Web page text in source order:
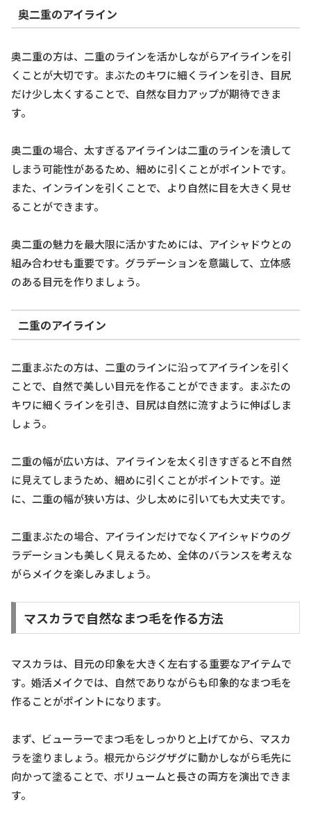
奥二重のアイライン
奥二重の方は、二重のラインを活かしながらアイラインを引
くことが大切です。まぶたのキワに細くラインを引き、目尻
だけ少し太くすることで、自然な目力アップが期待できま
す。
奥二重の場合、太すぎるアイラインは二重のラインを潰して
しまう可能性があるため、細めに引くことがポイントです。
また、インラインを引くことで、より自然に目を大きく見せ
ることができます。
奥二重の魅力を最大限に活かすためには、アイシャドウとの
組み合わせも重要です。グラデーションを意識して、立体感
のある目元を作りましょう。
二重のアイライン
二重まぶたの方は、二重のラインに沿ってアイラインを引く
ことで、自然で美しい目元を作ることができます。まぶたの
キワに細くラインを引き、目尻は自然に流すように伸ばしま
しょう。
二重の幅が広い方は、アイラインを太く引きすぎると不自然
に見えてしまうため、細めに引くことがポイントです。逆
に、二重の幅が狭い方は、少し太めに引いても大丈夫です。
二重まぶたの場合、アイラインだけでなくアイシャドウのグ
ラデーションも美しく見えるため、全体のバランスを考えな
がらメイクを楽しみましょう。
マスカラで自然なまつ毛を作る方法
マスカラは、目元の印象を大きく左右する重要なアイテムで
す。婚活メイクでは、自然でありながらも印象的なまつ毛を
作ることがポイントになります。
まず、ビューラーでまつ毛をしっかりと上げてから、マスカ
ラを塗りましょう。根元からジグザグに動かしながら毛先に
向かって塗ることで、ボリュームと長さの両方を演出できま
す。